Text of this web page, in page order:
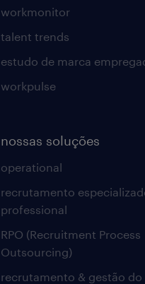
workmonitor
talent trends
estudo de marca
workpulse
nossas soluções
operational
recrutamento
professional
RPO (Recruitment Process
Outsourcing)
recrutamento & gestão do